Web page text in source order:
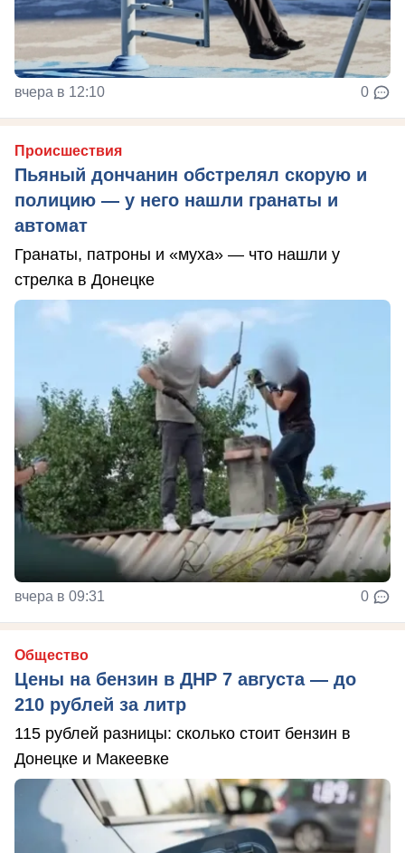
вчера в 12:10 0
Происшествия
Пьяный дончанин обстрелял скорую и
полицию — у него нашли гранаты и
автомат
Гранаты, патроны и «муха» — что нашли у
стрелка в Донецке
вчера в 09:31 0
Общество
Цены на бензин в ДНР 7 августа — до
210 рублей за литр
115 рублей разницы: сколько стоит бензин в
Донецке и Макеевке